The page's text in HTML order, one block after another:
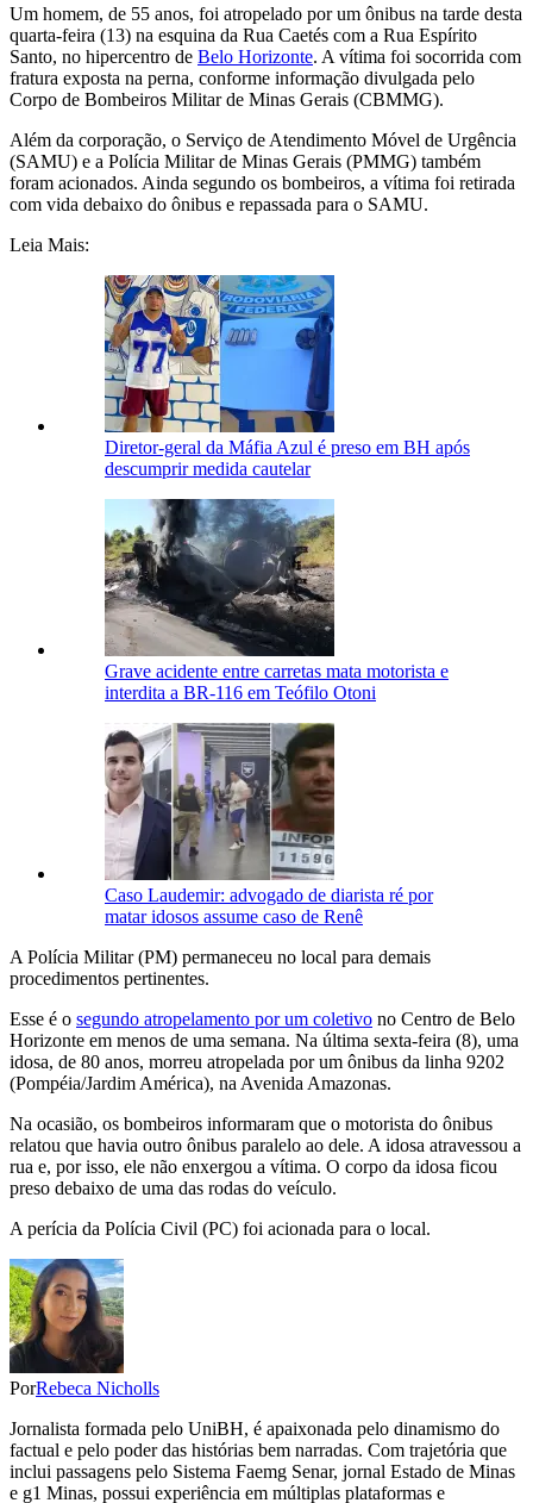
Um homem, de 55 anos, foi atropelado por um ônibus na tarde desta
quarta-feira (13) na esquina da Rua Caetés com a Rua Espírito
Santo, no hipercentro de Belo Horizonte. A vítima foi socorrida com
fratura exposta na perna, conforme informação divulgada pelo
Corpo de Bombeiros Militar de Minas Gerais (CBMMG).
Além da corporação, o Serviço de Atendimento Móvel de Urgência
(SAMU) e a Polícia Militar de Minas Gerais (PMMG) também
foram acionados. Ainda segundo os bombeiros, a vítima foi retirada
com vida debaixo do ônibus e repassada para o SAMU.
Leia Mais:
Diretor-geral da Máfia Azul é preso em BH após
descumprir medida cautelar
Grave acidente entre carretas mata motorista e
interdita a BR-116 em Teófilo Otoni
Caso Laudemir: advogado de diarista ré por
matar idosos assume caso de Renê
A Polícia Militar (PM) permaneceu no local para demais
procedimentos pertinentes.
Esse é o segundo atropelamento por um coletivo no Centro de Belo
Horizonte em menos de uma semana. Na última sexta-feira (8), uma
idosa, de 80 anos, morreu atropelada por um ônibus da linha 9202
(Pompéia/Jardim América), na Avenida Amazonas.
Na ocasião, os bombeiros informaram que o motorista do ônibus
relatou que havia outro ônibus paralelo ao dele. A idosa atravessou a
rua e, por isso, ele não enxergou a vítima. O corpo da idosa ficou
preso debaixo de uma das rodas do veículo.
A perícia da Polícia Civil (PC) foi acionada para o local.
PorRebeca Nicholls
Jornalista formada pelo UniBH, é apaixonada pelo dinamismo do
factual e pelo poder das histórias bem narradas. Com trajetória que
inclui passagens pelo Sistema Faemg Senar, jornal Estado de Minas
e g1 Minas, possui experiência em múltiplas plataformas e